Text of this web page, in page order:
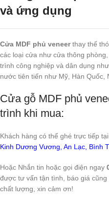
và ứng dụng
Cửa MDF phủ veneerthay thế
các loại cửa như cửa thông
trình công nghiệp và dân dụng
nước tiên tiến như Mỹ, Hàn Quốc,
Cửa gỗ MDF phủ
trình khi mua:
Khách hàng có thể ghé trực tiếp
Kinh Dương Vương, An Lạc, Bình
Hoặc Nhắn tin hoặc gọi điện ngay
được tư vấn tận tình, báo giá
chất lượng, xin cảm ơn!